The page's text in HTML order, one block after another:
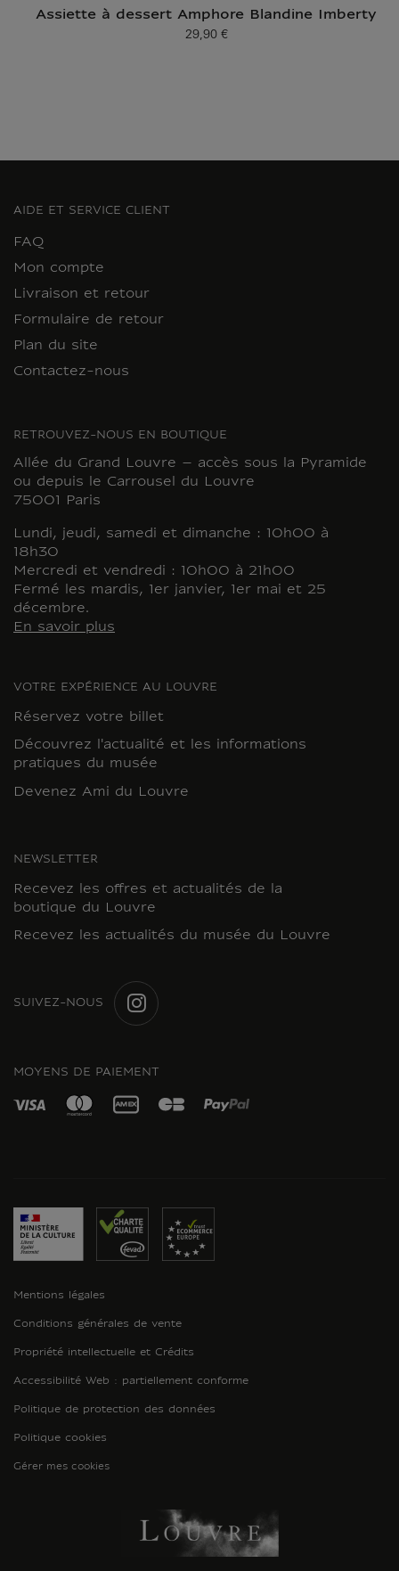
Assiette à dessert Amphore Blandine Imberty
Prix ​​actuel
29,90 €
AIDE ET SERVICE CLIENT
FAQ
Mon compte
Livraison et retour
Formulaire de retour
Plan du site
Contactez-nous
RETROUVEZ-NOUS EN BOUTIQUE
Allée du Grand Louvre – accès sous la Pyramide
ou depuis le Carrousel du Louvre
75001 Paris
Lundi, jeudi, samedi et dimanche : 10h00 à
18h30
Mercredi et vendredi : 10h00 à 21h00
Fermé les mardis, 1er janvier, 1er mai et 25
décembre.
En savoir plus
VOTRE EXPÉRIENCE AU LOUVRE
Réservez votre billet
Découvrez l'actualité et les informations
pratiques du musée
Devenez Ami du Louvre
NEWSLETTER
Recevez les offres et actualités de la
boutique du Louvre
Recevez les actualités du musée du Louvre
SUIVEZ-NOUS
MOYENS DE PAIEMENT
Mentions légales
Conditions générales de vente
Propriété intellectuelle et Crédits
Accessibilité Web : partiellement conforme
Politique de protection des données
Politique cookies
Gérer mes cookies